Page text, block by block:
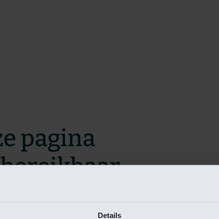
Details
pagina
zo snel mogelijk te verhelpen.